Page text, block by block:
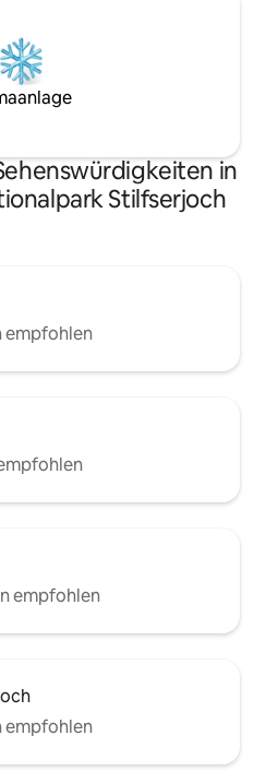
in
Stilfserjoch
empfohlen
empfohlen
empfohlen